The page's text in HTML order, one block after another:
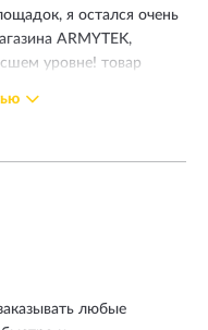
я остался очень
ARMYTEK,
уровне! товар
компаний, но
в руках
очень достойно
вообще просто
аксессуаром для
зарядка магнитная,
на батарею 18650, в
чеку-заказу,
любые